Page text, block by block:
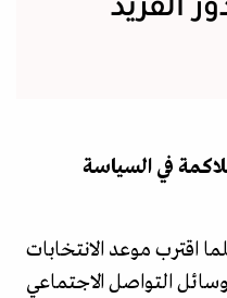
الفريد
في السياسة
اقترب موعد الانتخابات
التواصل الاجتماعي